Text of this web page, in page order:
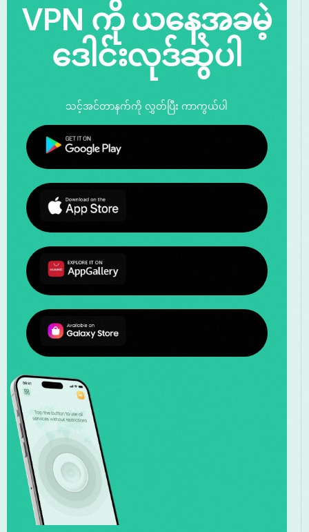
VPN ကို ယနေ့အခမဲ့
ဒေါင်းလုဒ်ဆွဲပါ
သင့်အင်တာနက်ကို လွှတ်ပြီး ကာကွယ်ပါ